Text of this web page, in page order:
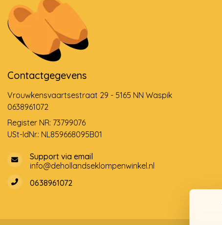
Contactgegevens
Vrouwkensvaartsestraat 29 - 5165 NN Waspik
0638961072
Register NR: 73799076
USt-IdNr.: NL859668095B01
Support via email
info@dehollandseklompenwinkel.nl
0638961072